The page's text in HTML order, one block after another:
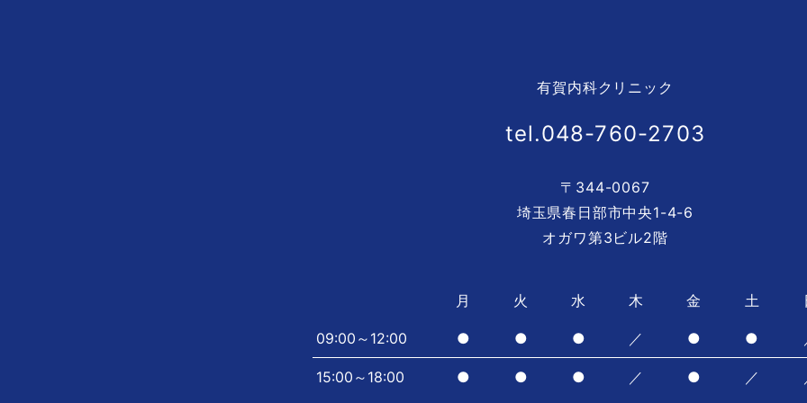
有賀内科クリニック
tel.048-760-2703
〒344-0067
埼玉県春日部市中央1-4-6
オガワ第3ビル2階
月 火 水 木 金 土
09:00～12:00 ● ● ● ／ ● ●
15:00～18:00 ● ● ● ／ ● ／